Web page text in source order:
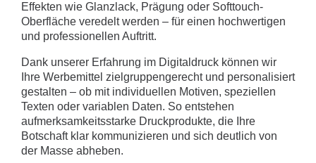
Effekten wie Glanzlack, Prägung oder Softtouch-
Oberfläche veredelt werden – für einen hochwertigen
und professionellen Auftritt.
Dank unserer Erfahrung im Digitaldruck können wir
Ihre Werbemittel zielgruppengerecht und personalisiert
gestalten – ob mit individuellen Motiven, speziellen
Texten oder variablen Daten. So entstehen
aufmerksamkeitsstarke Druckprodukte, die Ihre
Botschaft klar kommunizieren und sich deutlich von
der Masse abheben.